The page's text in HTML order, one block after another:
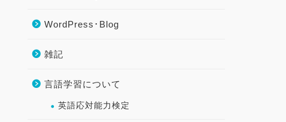
WordPress･Blog
雑記
言語学習について
英語応対能力検定